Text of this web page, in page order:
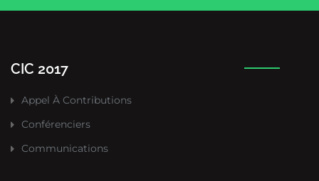
CIC 2017
Appel À Contributions
Conférenciers
Communications